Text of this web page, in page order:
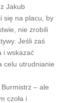
Jakub
się na placu, by
nie zrobili
Jeśli zaś
i wskazać
celu utrudnianie
– ale
czoła i